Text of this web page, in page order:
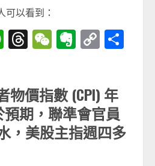
以看到：
WhatsApp
Threads
WeChat
Evernote
Copy
物價指數 (CPI) 年
期，聯準會官員
，美股主指週四多